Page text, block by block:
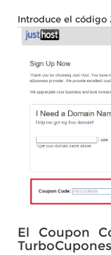
Introduce el código
El Coupon